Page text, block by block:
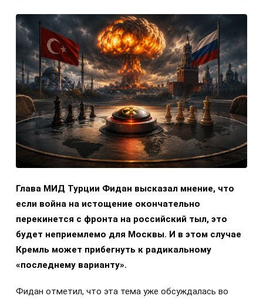
Глава МИД Турции Фидан высказал мнение, что
если война на истощение окончательно
перекинется с фронта на российский тыл, это
будет неприемлемо для Москвы. И в этом случае
Кремль может прибегнуть к радикальному
«последнему варианту».
Фидан отметил, что эта тема уже обсуждалась во